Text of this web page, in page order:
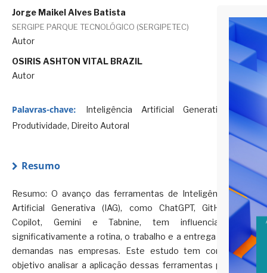
Jorge Maikel Alves Batista
SERGIPE PARQUE TECNOLÓGICO (SERGIPETEC)
Autor
OSIRIS ASHTON VITAL BRAZIL
Autor
Palavras-chave:
Inteligência Artificial Generativa,
Produtividade, Direito Autoral
Resumo
Resumo: O avanço das ferramentas de Inteligência
Artificial Generativa (IAG), como ChatGPT, GitHub
Copilot, Gemini e Tabnine, tem influenciado
significativamente a rotina, o trabalho e a entrega de
demandas nas empresas. Este estudo tem como
objetivo analisar a aplicação dessas ferramentas por